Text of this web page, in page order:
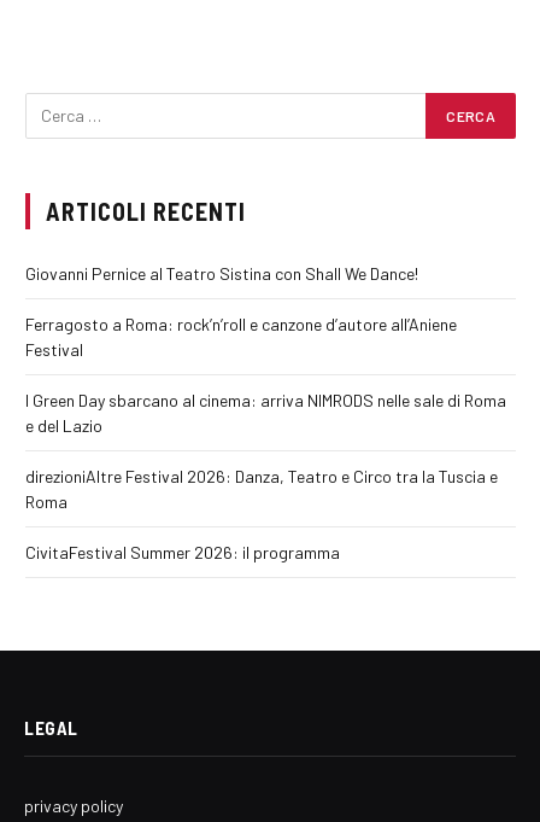
ARTICOLI RECENTI
Giovanni Pernice al Teatro Sistina con Shall We Dance!
Ferragosto a Roma: rock’n’roll e canzone d’autore all’Aniene
Festival
I Green Day sbarcano al cinema: arriva NIMRODS nelle sale di Roma
e del Lazio
direzioniAltre Festival 2026: Danza, Teatro e Circo tra la Tuscia e
Roma
CivitaFestival Summer 2026: il programma
LEGAL
privacy policy